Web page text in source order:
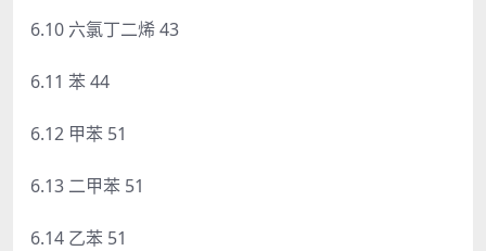
6.10 六氯丁二烯 43
6.11 苯 44
6.12 甲苯 51
6.13 二甲苯 51
6.14 乙苯 51